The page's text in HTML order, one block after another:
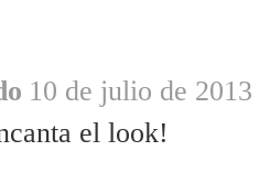
10 de julio de
el look!